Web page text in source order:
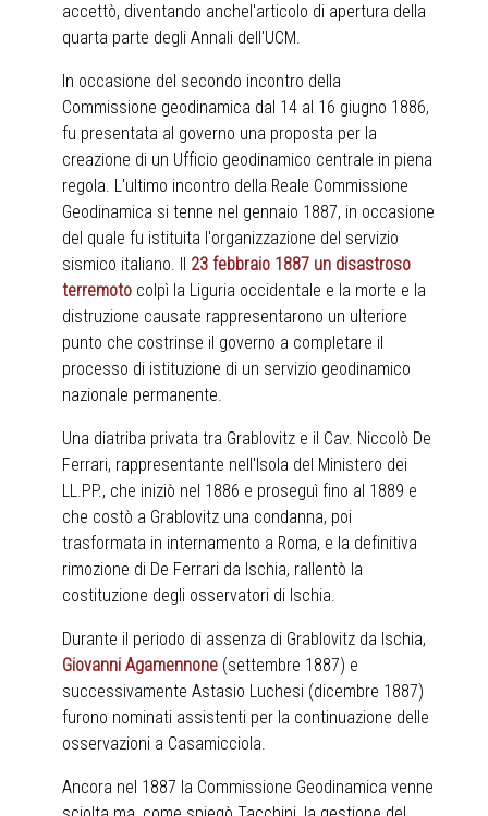
accettò, diventando anchel'articolo di apertura della
quarta parte degli Annali dell'UCM.
In occasione del secondo incontro della
Commissione geodinamica dal 14 al 16 giugno 1886,
fu presentata al governo una proposta per la
creazione di un Ufficio geodinamico centrale in piena
regola. L'ultimo incontro della Reale Commissione
Geodinamica si tenne nel gennaio 1887, in occasione
del quale fu istituita l'organizzazione del servizio
sismico italiano. Il 23 febbraio 1887 un disastroso
terremoto colpì la Liguria occidentale e la morte e la
distruzione causate rappresentarono un ulteriore
punto che costrinse il governo a completare il
processo di istituzione di un servizio geodinamico
nazionale permanente.
Una diatriba privata tra Grablovitz e il Cav. Niccolò De
Ferrari, rappresentante nell'Isola del Ministero dei
LL.PP., che iniziò nel 1886 e proseguì fino al 1889 e
che costò a Grablovitz una condanna, poi
trasformata in internamento a Roma, e la definitiva
rimozione di De Ferrari da Ischia, rallentò la
costituzione degli osservatori di Ischia.
Durante il periodo di assenza di Grablovitz da Ischia,
Giovanni Agamennone (settembre 1887) e
successivamente Astasio Luchesi (dicembre 1887)
furono nominati assistenti per la continuazione delle
osservazioni a Casamicciola.
Ancora nel 1887 la Commissione Geodinamica venne